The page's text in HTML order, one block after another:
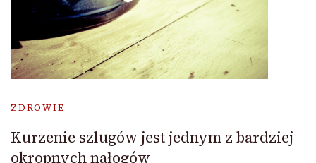
ZDROWIE
Kurzenie szlugów jest jednym z bardziej
okropnych nałogów